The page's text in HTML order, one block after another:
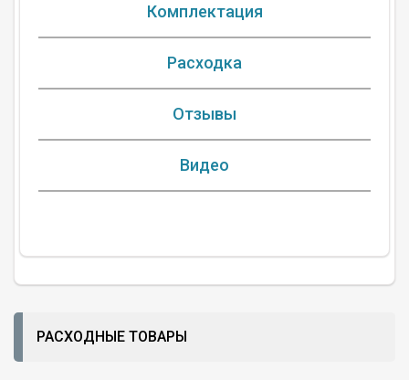
Комплектация
Расходка
Отзывы
Видео
РАСХОДНЫЕ ТОВАРЫ